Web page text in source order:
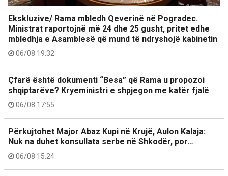
Ekskluzive/ Rama mbledh Qeverinë në Pogradec.
Ministrat raportojnë më 24 dhe 25 gusht, pritet edhe
mbledhja e Asamblesë që mund të ndryshojë kabinetin
06/08 19:32
Çfarë është dokumenti “Besa” që Rama u propozoi
shqiptarëve? Kryeministri e shpjegon me katër fjalë
06/08 17:55
Përkujtohet Major Abaz Kupi në Krujë, Aulon Kalaja:
Nuk na duhet konsullata serbe në Shkodër, por…
06/08 15:24